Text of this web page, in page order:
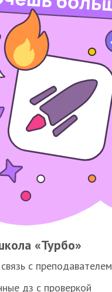
«Турбо»
с преподавателем
дз с проверкой